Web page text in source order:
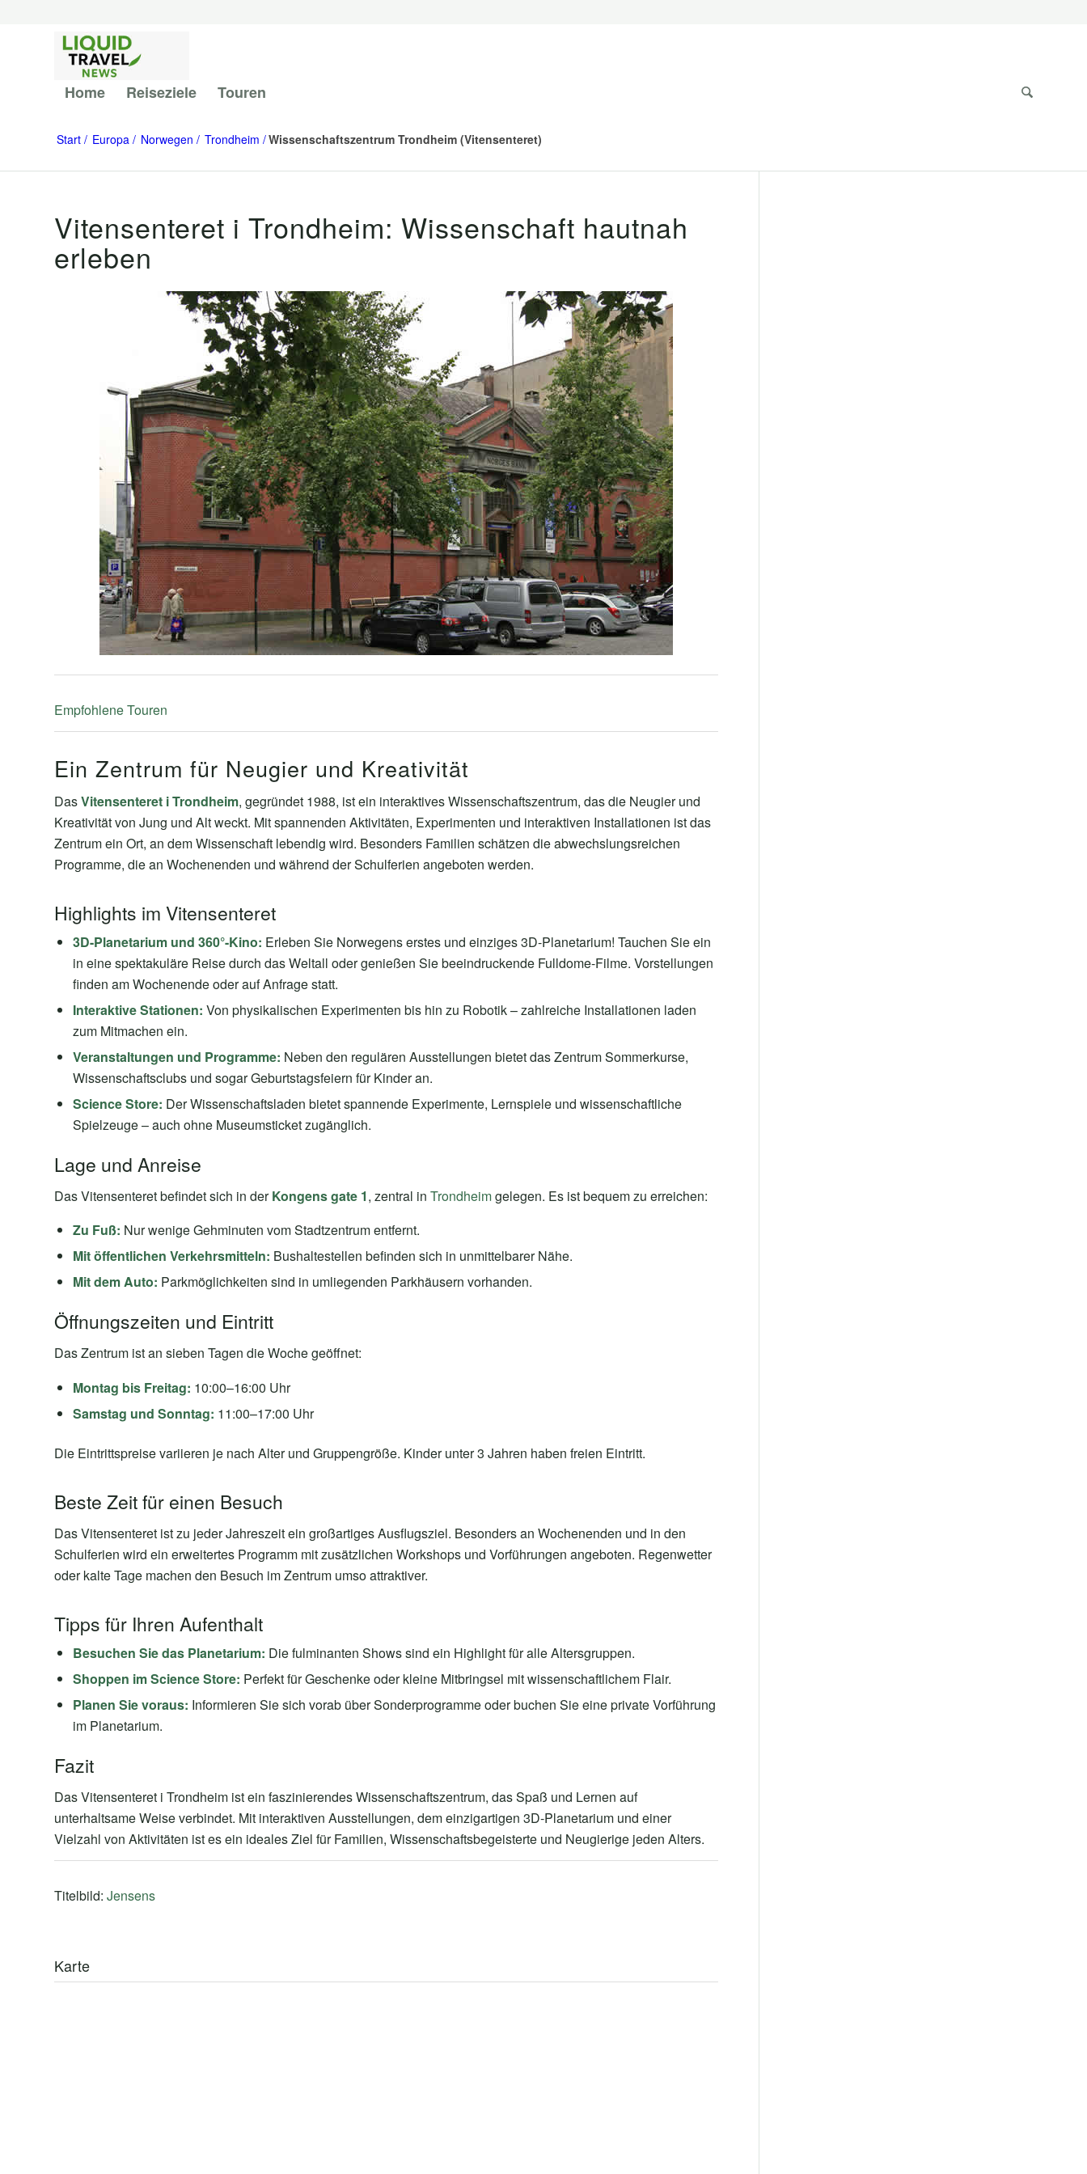
Home Reiseziele Touren
Start Europa Norwegen Trondheim Wissenschaftszentrum Trondheim (Vitensenteret)
Vitensenteret i Trondheim: Wissenschaft hautnah
erleben
Empfohlene Touren
Ein Zentrum für Neugier und Kreativität
DasVitensenteret i Trondheim, gegründet 1988, ist ein interaktives Wissenschaftszentrum, das die Neugier und
Kreativität von Jung und Alt weckt. Mit spannenden Aktivitäten, Experimenten und interaktiven Installationen ist das
Zentrum ein Ort, an dem Wissenschaft lebendig wird. Besonders Familien schätzen die abwechslungsreichen
Programme, die an Wochenenden und während der Schulferien angeboten werden.
Highlights im Vitensenteret
3D-Planetarium und 360°-Kino: Erleben Sie Norwegens erstes und einziges 3D-Planetarium! Tauchen Sie ein
in eine spektakuläre Reise durch das Weltall oder genießen Sie beeindruckende Fulldome-Filme. Vorstellungen
finden am Wochenende oder auf Anfrage statt.
Interaktive Stationen: Von physikalischen Experimenten bis hin zu Robotik – zahlreiche Installationen laden
zum Mitmachen ein.
Veranstaltungen und Programme: Neben den regulären Ausstellungen bietet das Zentrum Sommerkurse,
Wissenschaftsclubs und sogar Geburtstagsfeiern für Kinder an.
Science Store: Der Wissenschaftsladen bietet spannende Experimente, Lernspiele und wissenschaftliche
Spielzeuge – auch ohne Museumsticket zugänglich.
Lage und Anreise
Das Vitensenteret befindet sich in derKongens gate 1, zentral in Trondheimgelegen. Es ist bequem zu erreichen:
Zu Fuß: Nur wenige Gehminuten vom Stadtzentrum entfernt.
Mit öffentlichen Verkehrsmitteln: Bushaltestellen befinden sich in unmittelbarer Nähe.
Mit dem Auto: Parkmöglichkeiten sind in umliegenden Parkhäusern vorhanden.
Öffnungszeiten und Eintritt
Das Zentrum ist an sieben Tagen die Woche geöffnet:
Montag bis Freitag: 10:00–16:00 Uhr
Samstag und Sonntag: 11:00–17:00 Uhr
Die Eintrittspreise variieren je nach Alter und Gruppengröße. Kinder unter 3 Jahren haben freien Eintritt.
Beste Zeit für einen Besuch
Das Vitensenteret ist zu jeder Jahreszeit ein großartiges Ausflugsziel. Besonders an Wochenenden und in den
Schulferien wird ein erweitertes Programm mit zusätzlichen Workshops und Vorführungen angeboten. Regenwetter
oder kalte Tage machen den Besuch im Zentrum umso attraktiver.
Tipps für Ihren Aufenthalt
Besuchen Sie das Planetarium: Die fulminanten Shows sind ein Highlight für alle Altersgruppen.
Shoppen im Science Store: Perfekt für Geschenke oder kleine Mitbringsel mit wissenschaftlichem Flair.
Planen Sie voraus: Informieren Sie sich vorab über Sonderprogramme oder buchen Sie eine private Vorführung
im Planetarium.
Fazit
Das Vitensenteret i Trondheim ist ein faszinierendes Wissenschaftszentrum, das Spaß und Lernen auf
unterhaltsame Weise verbindet. Mit interaktiven Ausstellungen, dem einzigartigen 3D-Planetarium und einer
Vielzahl von Aktivitäten ist es ein ideales Ziel für Familien, Wissenschaftsbegeisterte und Neugierige jeden Alters.
Titelbild: Jensens
Karte